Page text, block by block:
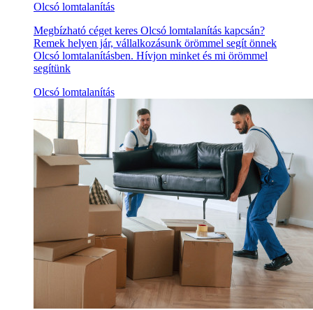
Olcsó lomtalanítás
Megbízható céget keres Olcsó lomtalanítás kapcsán?
Remek helyen jár, vállalkozásunk örömmel segít önnek
Olcsó lomtalanításben. Hívjon minket és mi örömmel
segítünk
Olcsó lomtalanítás